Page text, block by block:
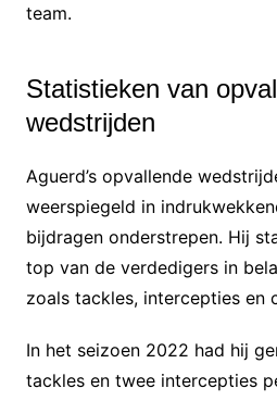
team.
Statistieken van
wedstrijden
Aguerd’s opvallende
weerspiegeld in
bijdragen onderstrepen. Hij
top van de verdedigers in
zoals tackles, intercepties en
In het seizoen 2022 had hij
tackles en twee intercepties